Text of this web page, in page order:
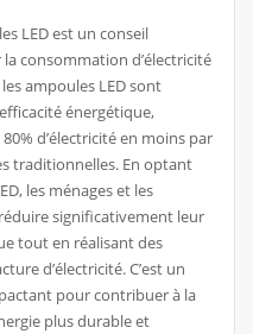
LED est un conseil
consommation d’électricité
ampoules LED sont
énergétique,
d’électricité en moins par
traditionnelles. En optant
les ménages et les
significativement leur
tout en réalisant des
d’électricité. C’est un
pour contribuer à la
plus durable et